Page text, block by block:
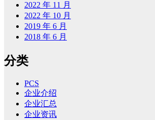
2022 年 11 月
2022 年 10 月
2019 年 6 月
2018 年 6 月
分类
PCS
企业介绍
企业汇总
企业资讯